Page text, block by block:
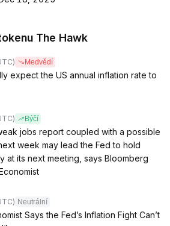
The Hawk
Medvědí
expect the US annual inflation rate to
Býčí
jobs report coupled with a possible
week may lead the Fed to hold
at its next meeting, says Bloomberg
Neutrální
Says the Fed’s Inflation Fight Can’t